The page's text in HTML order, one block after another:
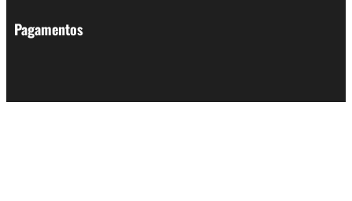
Pagamentos